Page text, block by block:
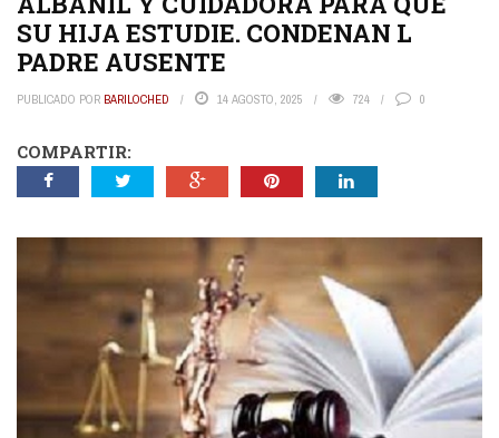
SU HIJA ESTUDIE. CONDENAN L
PADRE AUSENTE
PUBLICADO POR BARILOCHED 14 AGOSTO, 2025 724 0
COMPARTIR: